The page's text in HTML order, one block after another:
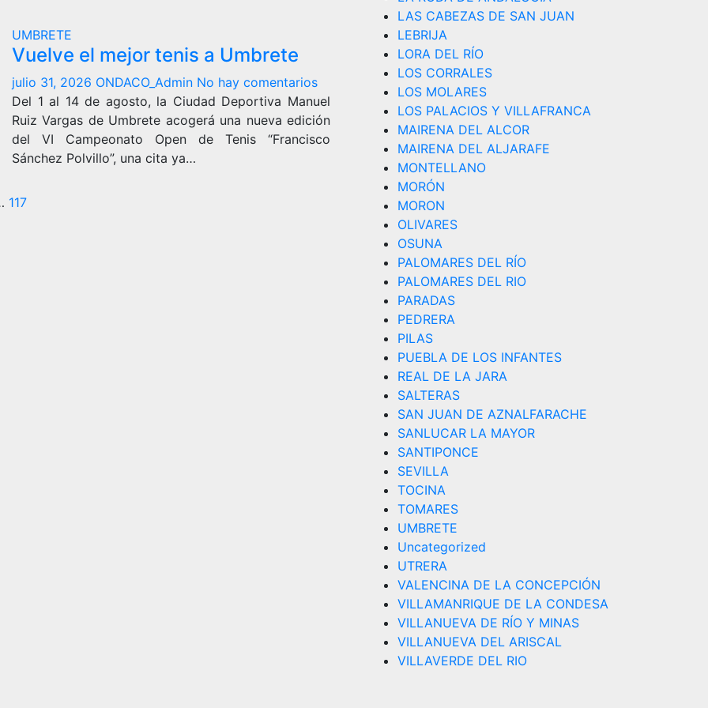
UMBRETE
Vuelve el mejor tenis a Umbrete
julio 31, 2026 ONDACO_Admin No hay comentarios
Del 1 al 14 de agosto, la Ciudad Deportiva Manuel
Ruiz Vargas de Umbrete acogerá una nueva edición
del VI Campeonato Open de Tenis “Francisco
Sánchez Polvillo”, una cita ya…
117
LAS CABEZAS DE SAN JUAN
LEBRIJA
LORA DEL RÍO
LOS CORRALES
LOS MOLARES
LOS PALACIOS Y VILLAFRANCA
MAIRENA DEL ALCOR
MAIRENA DEL ALJARAFE
MONTELLANO
MORÓN
MORON
OLIVARES
OSUNA
PALOMARES DEL RÍO
PALOMARES DEL RIO
PARADAS
PEDRERA
PILAS
PUEBLA DE LOS INFANTES
REAL DE LA JARA
SALTERAS
SAN JUAN DE AZNALFARACHE
SANLUCAR LA MAYOR
SANTIPONCE
SEVILLA
TOCINA
TOMARES
UMBRETE
Uncategorized
UTRERA
VALENCINA DE LA CONCEPCIÓN
VILLAMANRIQUE DE LA CONDESA
VILLANUEVA DE RÍO Y MINAS
VILLANUEVA DEL ARISCAL
VILLAVERDE DEL RIO